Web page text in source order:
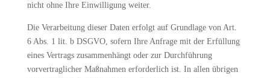
nicht ohne Ihre Einwilligung weiter.
Die Verarbeitung dieser Daten erfolgt auf Grundlage von Art.
6 Abs. 1 lit. b DSGVO, sofern Ihre Anfrage mit der Erfüllung
eines Vertrags zusammenhängt oder zur Durchführung
vorvertraglicher Maßnahmen erforderlich ist. In allen übrigen